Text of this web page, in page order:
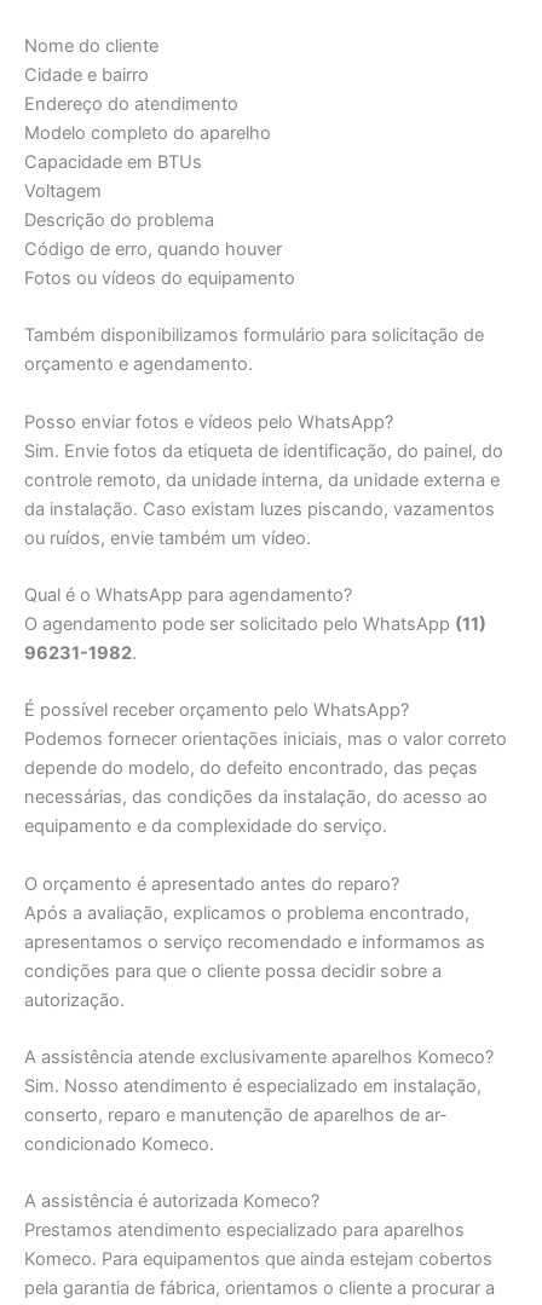
Nome do cliente
Cidade e bairro
Endereço do atendimento
Modelo completo do aparelho
Capacidade em BTUs
Voltagem
Descrição do problema
Código de erro, quando houver
Fotos ou vídeos do equipamento
Também disponibilizamos formulário para solicitação de
orçamento e agendamento.
Posso enviar fotos e vídeos pelo WhatsApp?
Sim. Envie fotos da etiqueta de identificação, do painel, do
controle remoto, da unidade interna, da unidade externa e
da instalação. Caso existam luzes piscando, vazamentos
ou ruídos, envie também um vídeo.
Qual é o WhatsApp para agendamento?
O agendamento pode ser solicitado pelo WhatsApp (11)
96231-1982.
É possível receber orçamento pelo WhatsApp?
Podemos fornecer orientações iniciais, mas o valor correto
depende do modelo, do defeito encontrado, das peças
necessárias, das condições da instalação, do acesso ao
equipamento e da complexidade do serviço.
O orçamento é apresentado antes do reparo?
Após a avaliação, explicamos o problema encontrado,
apresentamos o serviço recomendado e informamos as
condições para que o cliente possa decidir sobre a
autorização.
A assistência atende exclusivamente aparelhos Komeco?
Sim. Nosso atendimento é especializado em instalação,
conserto, reparo e manutenção de aparelhos de ar-
condicionado Komeco.
A assistência é autorizada Komeco?
Prestamos atendimento especializado para aparelhos
Komeco. Para equipamentos que ainda estejam cobertos
pela garantia de fábrica, orientamos o cliente a procurar a